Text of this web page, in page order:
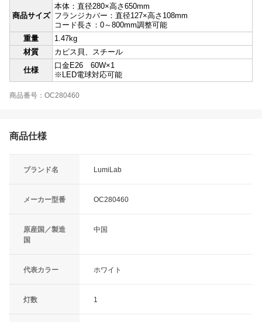
商品サイズ
本体：直径280×高さ650mm
フランジカバー：直径127×高さ108mm
コード長さ：0～800mm調整可能
重量
1.47kg
材質
カピス貝、スチール
仕様
口金E26 60W×1
※LED電球対応可能
商品番号：OC280460
商品仕様
ブランド名 LumiLab
メーカー型番 OC280460
原産国／製造
国
中国
代表カラー ホワイト
灯数 1